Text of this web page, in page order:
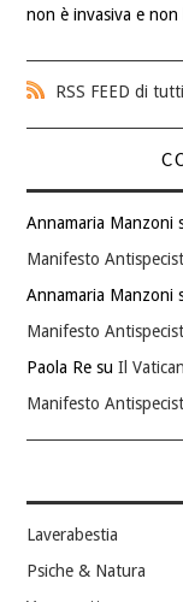
non è invasiva e
RSS FEED di
Annamaria Manzoni
Manifesto
Annamaria Manzoni
Manifesto
Paola Re suIl
Manifesto
Laverabestia
Psiche & Natura